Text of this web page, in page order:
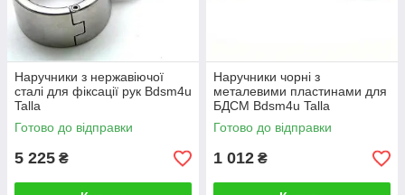
Наручники з нержавіючої
сталі для фіксації рук Bdsm4u
Talla
Готово до відправки
5 225 ₴
Наручники чорні з
металевими пластинами для
БДСМ Bdsm4u Talla
Готово до відправки
1 012 ₴